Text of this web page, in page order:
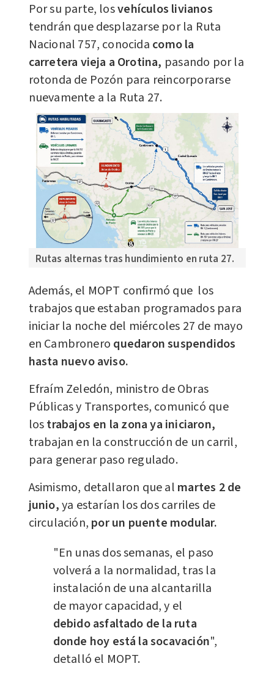
Por su parte, losvehículos livianos
tendrán que desplazarse por la Ruta
Nacional 757, conocida como la
carretera vieja a Orotina, pasando por la
rotonda de Pozón para reincorporarse
nuevamente a la Ruta 27.
Rutas alternas tras hundimiento en ruta 27.
​Además, el MOPT confirmó que los
trabajos que estaban programados para
iniciar la noche del miércoles 27 de mayo
en Cambronero quedaron suspendidos
hasta nuevo aviso.
Efraím Zeledón, ministro de Obras
Públicas y Transportes, comunicó que
lostrabajos en la zona ya iniciaron,
trabajan en la construcción de un carril,
para generar paso regulado.
Asimismo, detallaron que al martes 2 de
junio,ya estarían los dos carriles de
circulación, por un puente modular.
"En unas dos semanas, el paso
volverá a la normalidad, tras la
instalación de una alcantarilla
de mayor capacidad, y el
debido asfaltado de la ruta
donde hoy está la socavación",
detalló el MOPT.